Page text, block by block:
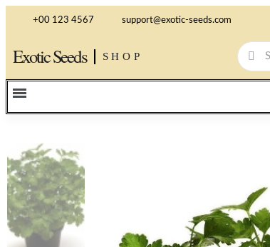
+00 123 4567 support@exotic-seeds.com
Exotic Seeds SHOP